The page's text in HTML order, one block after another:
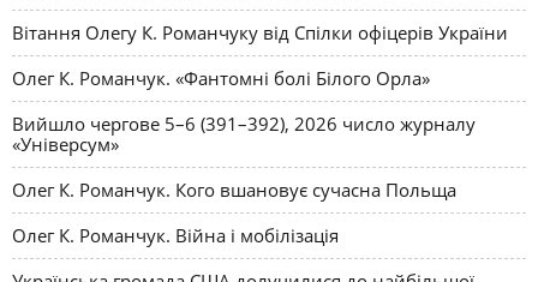
Вітання Олегу К. Романчуку від Спілки офіцерів України
Олег К. Романчук. «Фантомні болі Білого Орла»
Вийшло чергове 5–6 (391–392), 2026 число журналу
«Універсум»
Олег К. Романчук. Кого вшановує сучасна Польща
Олег К. Романчук. Війна і мобілізація